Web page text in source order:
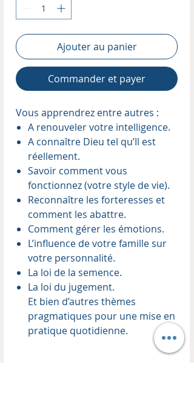
Ajouter au panier
Commander et payer
Vous apprendrez entre autres :
A renouveler votre intelligence.
A connaître Dieu tel qu’Il est
réellement.
Savoir comment vous
fonctionnez (votre style de vie).
Reconnaître les forteresses et
comment les abattre.
Comment gérer les émotions.
L’influence de votre famille sur
votre personnalité.
La loi de la semence.
La loi du jugement.
Et bien d’autres thèmes
pragmatiques pour une mise en
pratique quotidienne.